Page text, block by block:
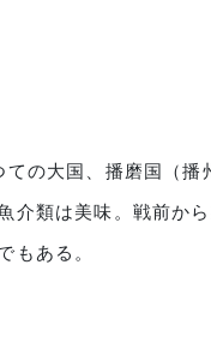
の大国、播磨国（播
介類は美味。戦前か
もある。